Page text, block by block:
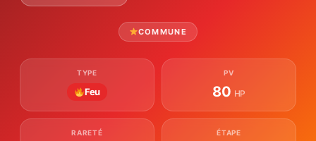
COMMUNE
TYPE
Feu
PV
80 HP
RARETÉ ÉTAPE